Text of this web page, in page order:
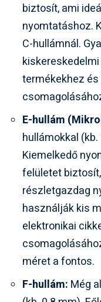
biztosít, ami
nyomtatáshoz.
C-hullámnál.
termékekhez
E-hullám
hullámokkal
Kiemelkedő
felületet
részletgazdag
használják kis
elektronikai
méret a fontos.
F-hullám: Még